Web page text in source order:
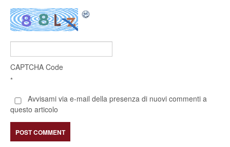
CAPTCHA Code
*
Avvisami via e-mail della presenza di nuovi commenti a
questo articolo